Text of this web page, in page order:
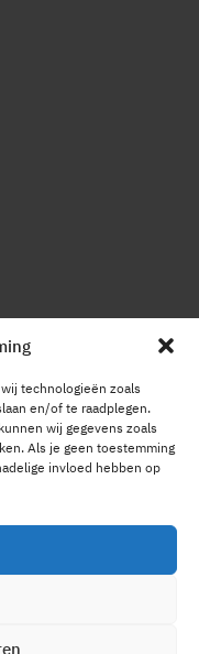
technologieën zoals
en/of te raadplegen.
wij gegevens zoals
Als je geen toestemming
invloed hebben op